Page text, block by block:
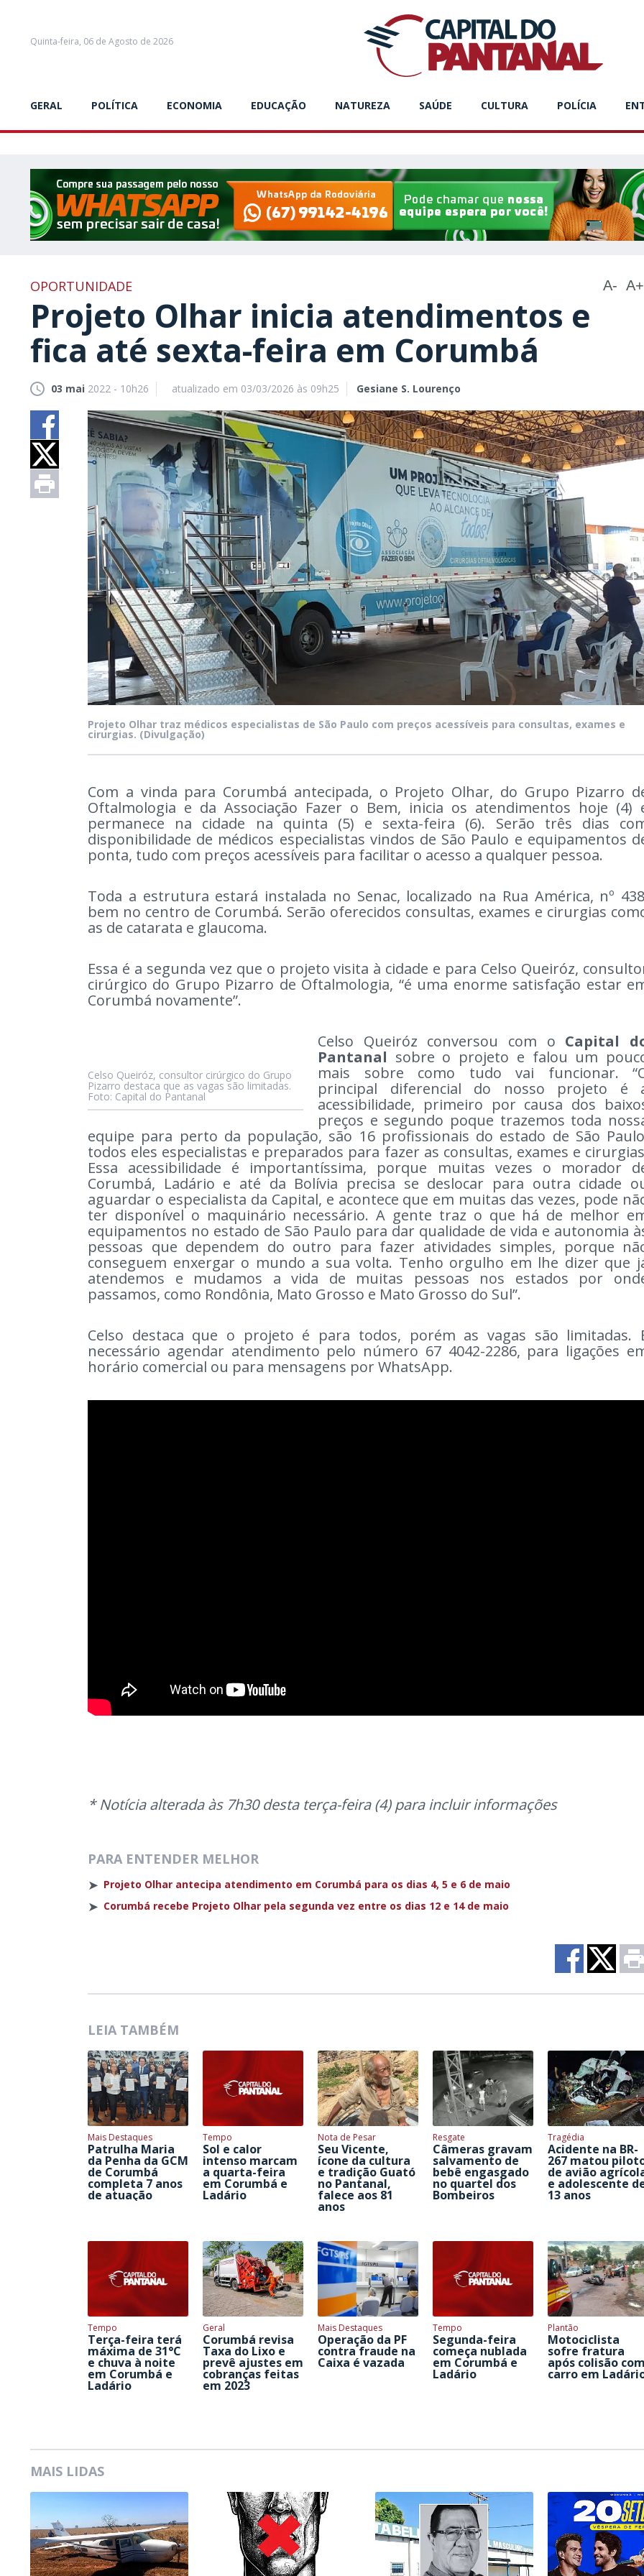
Quinta-feira, 06 de Agosto de 2026
GERAL POLÍTICA ECONOMIA EDUCAÇÃO NATUREZA SAÚDE CULTURA POLÍCIA
OPORTUNIDADE A- A+
Projeto Olhar inicia atendimentos e
fica até sexta-feira em Corumbá
03 mai 2022 - 10h26 atualizado em 03/03/2026 às 09h25 Gesiane S. Lourenço
Projeto Olhar traz médicos especialistas de São Paulo com preços acessíveis para consultas, exames e
cirurgias. (Divulgação)
Com a vinda para Corumbá antecipada, o Projeto Olhar, do Grupo Pizarro
Oftalmologia e da Associação Fazer o Bem, inicia os atendimentos hoje (4)
permanece na cidade na quinta (5) e sexta-feira (6). Serão três dias
disponibilidade de médicos especialistas vindos de São Paulo e equipamentos
ponta, tudo com preços acessíveis para facilitar o acesso a qualquer pessoa.
Toda a estrutura estará instalada no Senac, localizado na Rua América, nº
bem no centro de Corumbá. Serão oferecidos consultas, exames e cirurgias
as de catarata e glaucoma.
Essa é a segunda vez que o projeto visita à cidade e para Celso Queiróz,
cirúrgico do Grupo Pizarro de Oftalmologia, “é uma enorme satisfação estar
Corumbá novamente”.
Celso Queiróz, consultor cirúrgico do Grupo
Pizarro destaca que as vagas são limitadas.
Foto: Capital do Pantanal
Celso Queiróz conversou com o Capital
Pantanal sobre o projeto e falou um
mais sobre como tudo vai funcionar.
principal diferencial do nosso projeto é
acessibilidade, primeiro por causa dos
preços e segundo poque trazemos toda
equipe para perto da população, são 16 profissionais do estado de São
todos eles especialistas e preparados para fazer as consultas, exames e
Essa acessibilidade é importantíssima, porque muitas vezes o morador
Corumbá, Ladário e até da Bolívia precisa se deslocar para outra cidade
aguardar o especialista da Capital, e acontece que em muitas das vezes, pode
ter disponível o maquinário necessário. A gente traz o que há de melhor
equipamentos no estado de São Paulo para dar qualidade de vida e autonomia
pessoas que dependem do outro para fazer atividades simples, porque
conseguem enxergar o mundo a sua volta. Tenho orgulho em lhe dizer que
atendemos e mudamos a vida de muitas pessoas nos estados por
passamos, como Rondônia, Mato Grosso e Mato Grosso do Sul”.
Celso destaca que o projeto é para todos, porém as vagas são limitadas.
necessário agendar atendimento pelo número 67 4042-2286, para ligações
horário comercial ou para mensagens por WhatsApp.
* Notícia alterada às 7h30 desta terça-feira (4) para incluir informações
PARA ENTENDER MELHOR
➤ Projeto Olhar antecipa atendimento em Corumbá para os dias 4, 5 e 6 de maio
➤ Corumbá recebe Projeto Olhar pela segunda vez entre os dias 12 e 14 de maio
LEIA TAMBÉM
Mais Destaques
Patrulha Maria
da Penha da GCM
de Corumbá
completa 7 anos
de atuação
Tempo
Sol e calor
intenso marcam
a quarta-feira
em Corumbá e
Ladário
Nota de Pesar
Seu Vicente,
ícone da cultura
e tradição Guató
no Pantanal,
falece aos 81
anos
Resgate
Câmeras gravam
salvamento de
bebê engasgado
no quartel dos
Bombeiros
Tragédia
Acidente na BR-
267 matou
de avião
e adolescente
13 anos
Tempo
Terça-feira terá
máxima de 31°C
e chuva à noite
em Corumbá e
Ladário
Geral
Corumbá revisa
Taxa do Lixo e
prevê ajustes em
cobranças feitas
em 2023
Mais Destaques
Operação da PF
contra fraude na
Caixa é vazada
Tempo
Segunda-feira
começa nublada
em Corumbá e
Ladário
Plantão
Motociclista
sofre fratura
após colisão
carro em
MAIS LIDAS